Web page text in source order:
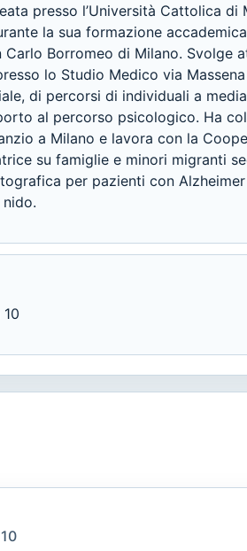
presso l’Università Cattolica
la sua formazione
Carlo Borromeo di Milano.
lo Studio Medico via
di percorsi di individuali a
al percorso psicologico. Ha
a Milano e lavora con la
su famiglie e minori migranti
per pazienti con